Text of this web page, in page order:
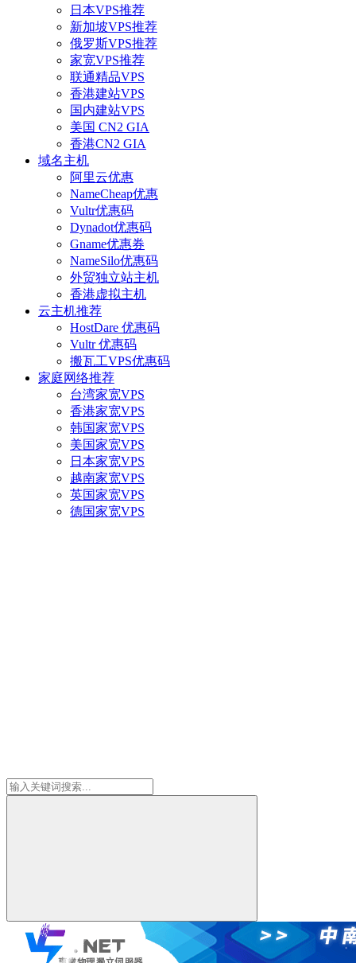
日本VPS推荐
新加坡VPS推荐
俄罗斯VPS推荐
家宽VPS推荐
联通精品VPS
香港建站VPS
国内建站VPS
美国 CN2 GIA
香港CN2 GIA
域名主机
阿里云优惠
NameCheap优惠
Vultr优惠码
Dynadot优惠码
Gname优惠券
NameSilo优惠码
外贸独立站主机
香港虚拟主机
云主机推荐
HostDare 优惠码
Vultr 优惠码
搬瓦工VPS优惠码
家庭网络推荐
台湾家宽VPS
香港家宽VPS
韩国家宽VPS
美国家宽VPS
日本家宽VPS
越南家宽VPS
英国家宽VPS
德国家宽VPS